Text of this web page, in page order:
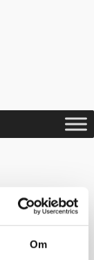
Om
ditt val.